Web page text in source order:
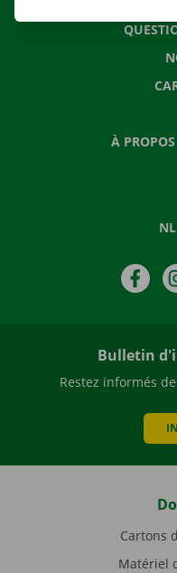
À
NL
Bulletin
Restez informés
Cartons
Matériel